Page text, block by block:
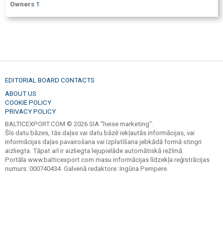
Owners 1
EDITORIAL BOARD CONTACTS
ABOUT US
COOKIE POLICY
PRIVACY POLICY
BALTICEXPORT.COM © 2026 SIA "heise marketing".
Šīs datu bāzes, tās daļas vai datu bāzē iekļautās informācijas, vai
informācijas daļas pavairošana vai izplatīšana jebkādā formā stingri
aizliegta. Tāpat arī ir aizliegta lejupielāde automātiskā režīmā.
Portāla www.balticexport.com masu informācijas līdzekļa reģistrācijas
numurs: 000740434. Galvenā redaktore: Ingūna Pempere.